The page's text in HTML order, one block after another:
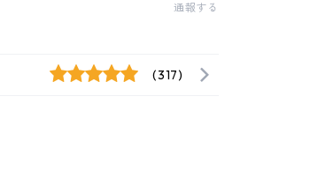
通報する
(317)